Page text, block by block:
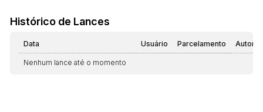
Histórico de Lances
Data Usuário Parcelamento
Nenhum lance até o momento